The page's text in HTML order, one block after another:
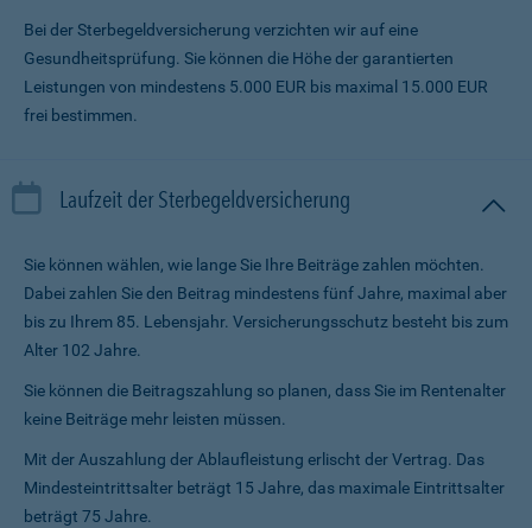
Bei der Sterbegeldversicherung verzichten wir auf eine
Gesundheitsprüfung. Sie können die Höhe der garantierten
Leistungen von mindestens 5.000 EUR bis maximal 15.000 EUR
frei bestimmen.
Laufzeit der Sterbegeldversicherung
Sie können wählen, wie lange Sie Ihre Beiträge zahlen möchten.
Dabei zahlen Sie den Beitrag mindestens fünf Jahre, maximal aber
bis zu Ihrem 85. Lebensjahr. Versicherungsschutz besteht bis zum
Alter 102 Jahre.
Sie können die Beitragszahlung so planen, dass Sie im Renten­alter
keine Beiträge mehr leisten müssen.
Mit der Auszahlung der Ablaufleistung erlischt der Vertrag. Das
Mindesteintrittsalter beträgt 15 Jahre, das maximale Eintrittsalter
beträgt 75 Jahre.